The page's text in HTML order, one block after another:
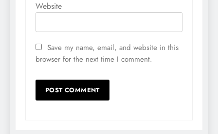
Website
Save my name, email, and website in this
browser for the next time I comment.